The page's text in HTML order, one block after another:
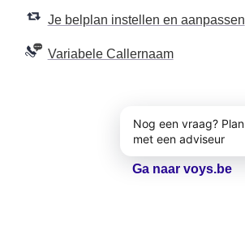
Je belplan instellen en aanpassen
Variabele Callernaam
Ga naar voys.be